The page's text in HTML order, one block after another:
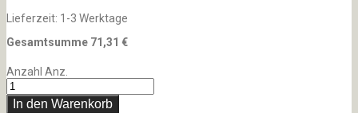
Lieferzeit: 1-3 Werktage
Gesamtsumme 71,31 €
Anzahl Anz.
In den Warenkorb